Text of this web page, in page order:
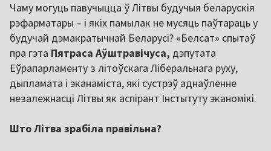
Чаму могуць павучыцца ў Літвы будучыя беларускія
рэфарматары – і якіх памылак не мусяць паўтараць у
будучай дэмакратычнай Беларусі? «Белсат» спытаў
пра гэта Пятраса Аўштравічуса, дэпутата
Еўрапарламенту з літоўскага Ліберальнага руху,
дыпламата і эканаміста, які сустрэў аднаўленне
незалежнасці Літвы як аспірант Інстытуту эканомікі.
Што Літва зрабіла правільна?